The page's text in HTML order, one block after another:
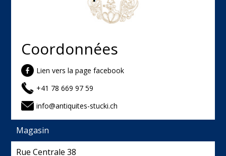
Coordonnées
Lien vers la page facebook
+41 78 669 97 59
info@antiquites-stucki.ch
Magasin
Rue Centrale 38